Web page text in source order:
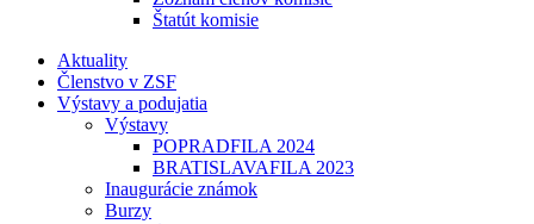
Štatút komisie
Aktuality
Členstvo v ZSF
Výstavy a podujatia
Výstavy
POPRADFILA 2024
BRATISLAVAFILA 2023
Inaugurácie známok
Burzy